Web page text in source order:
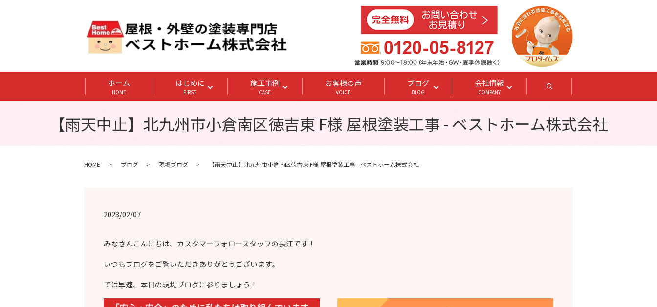
ホーム
HOME
はじめに
FIRST
施工事例
CASE
お客様の声
VOICE
ブログ
BLOG
会社情報
COMPANY search
【雨天中止】北九州市小倉南区徳吉東 F様 屋根塗装工事 - ベストホーム株式会社
HOME ブログ 現場ブログ 【雨天中止】北九州市小倉南区徳吉東 F様 屋根塗装工事 - ベストホーム株式会社
2023/02/07
みなさんこんにちは、カスタマーフォロースタッフの長江です！
いつもブログをご覧いただきありがとうございます。
では早速、本日の現場ブログに参りましょう！